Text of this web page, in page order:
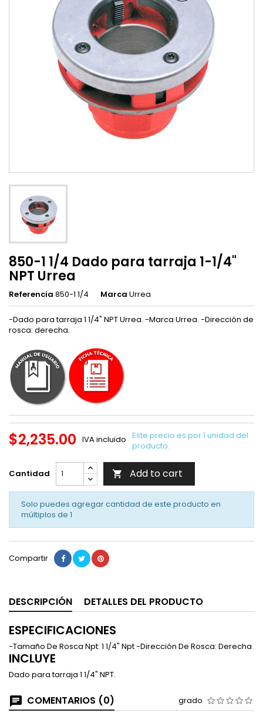
850-1 1/4 Dado para tarraja 1-1/4"
NPT Urrea
Referencia 850-1 1/4 Marca Urrea
-Dado para tarraja 1 1/4" NPT Urrea. -Marca Urrea. -Dirección de
rosca: derecha.
$2,235.00 IVA incluido Este precio es por 1 unidad del
producto.
Cantidad  Add to cart
Solo puedes agregar cantidad de este producto en
múltiplos de 1
Compartir
DESCRIPCIÓN DETALLES DEL PRODUCTO
ESPECIFICACIONES
-Tamaño De Rosca Npt: 1 1/4" Npt -Dirección De Rosca: Derecha
INCLUYE
Dado para tarraja 1 1/4" NPT.
COMENTARIOS (0) grado